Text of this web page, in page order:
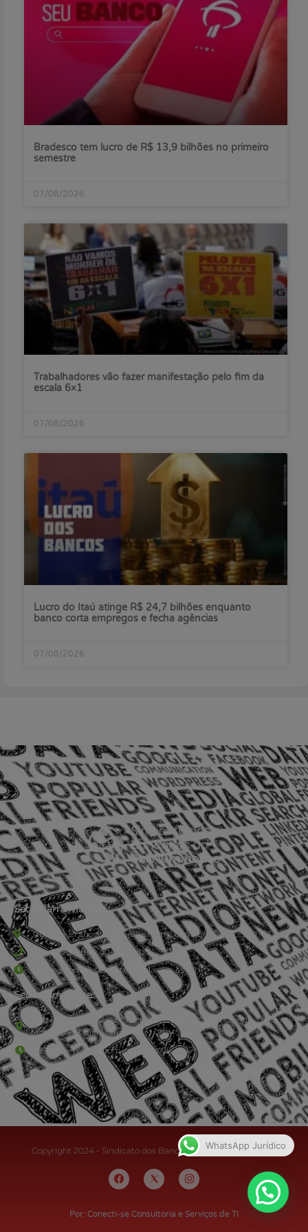
Bradesco tem lucro de R$ 13,9 bilhões no primeiro
semestre
07/08/2026
Trabalhadores vão fazer manifestação pelo fim da
escala 6×1
07/08/2026
Lucro do Itaú atinge R$ 24,7 bilhões enquanto
banco corta empregos e fecha agências
07/08/2026
Sede Barra Mansa
Rua Rio Branco, nº107 (2º andar), Centro - Cep: 27.330-030
(24) 3323-2848 ou (24) 3323-2500
De segunda à sexta-feira , das 9h às 17h.
Sede Campestre:
Estrada Governador Chagas Freitas – 3.780 – Colônia Santo
Antônio – Barra Mansa
De terça-feira a domingo, das 9h às 17h
Copyright 2024 - Sindicato dos Bancários do Sul Fluminense
Por: Conecti-se Consultoria e Serviços de TI
WhatsApp Jurídico